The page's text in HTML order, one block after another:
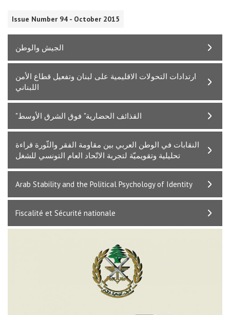
Issue Number 94 - October 2015
الجيش والوطن
ارتدادات التحولات الاقليمية على لبنان وتفعيل قطاع الأمن
اللبناني
"القذائف الحضارية" فوق الشرق الأوسط
النقابات في الوطن العربي بين مقاومة الفقر والثّورة قراءة
تحليلية وتقويميّة لتجربة الاتّحاد العام التونسي للشغل
Arab Stability and the Political Psychology of Identity
Fiscalité et Sécurité nationale